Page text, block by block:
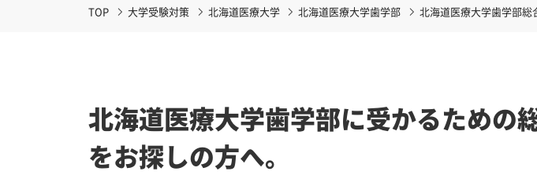
TOP 大学受験対策 北海道医療大学 北海道医療大学歯学部 北海道医療大学歯学部総
北海道医療大学歯学部に受かるための
をお探しの方へ。